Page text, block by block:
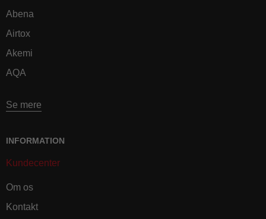
Abena
Airtox
Akemi
AQA
Se mere
INFORMATION
Kundecenter
Om os
Kontakt